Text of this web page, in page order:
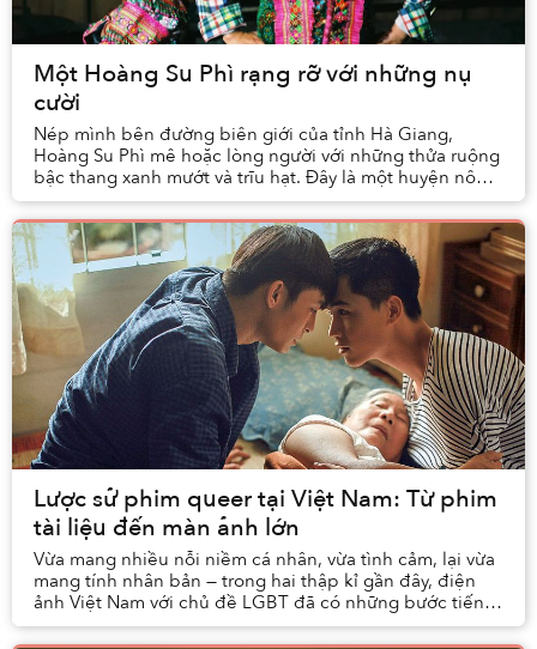
Một Hoàng Su Phì rạng rỡ với những nụ
cười
Nép mình bên đường biên giới của tỉnh Hà Giang,
Hoàng Su Phì mê hoặc lòng người với những thửa ruộng
bậc thang xanh mướt và trĩu hạt. Đây là một huyện nông
thôn với nhiều cộng đồng dân tộc thiểu số cù...
Lược sử phim queer tại Việt Nam: Từ phim
tài liệu đến màn ảnh lớn
Vừa mang nhiều nỗi niềm cá nhân, vừa tình cảm, lại vừa
mang tính nhân bản — trong hai thập kỉ gần đây, điện
ảnh Việt Nam với chủ đề LGBT đã có những bước tiến
đáng kể, cho thấy được cả khán giả và ngư...